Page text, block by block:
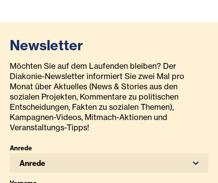
Newsletter
Möchten Sie auf dem Laufenden bleiben? Der
Diakonie-Newsletter informiert Sie zwei Mal pro
Monat über Aktuelles (News & Stories aus den
sozialen Projekten, Kommentare zu politischen
Entscheidungen, Fakten zu sozialen Themen),
Kampagnen-Videos, Mitmach-Aktionen und
Veranstaltungs-Tipps!
Anrede
Anrede